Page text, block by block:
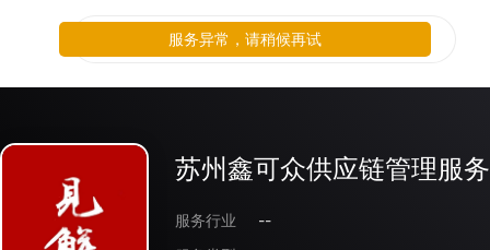
苏州鑫可众供应链管理服
服务行业
--
服务异常，请稍候再试